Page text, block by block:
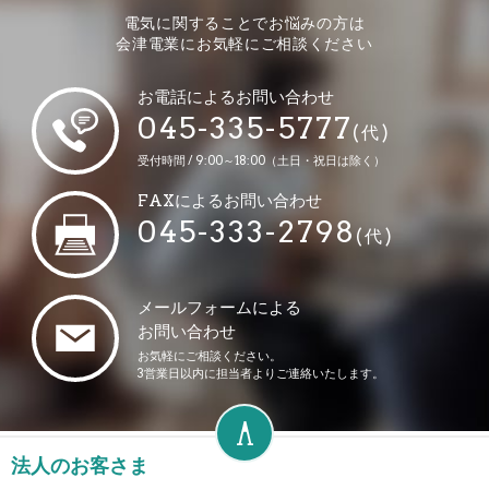
電気に関することでお悩みの方は
会津電業にお気軽にご相談ください
お電話によるお問い合わせ
045-335-5777 (代)
受付時間 / 9:00～18:00（土日・祝日は除く）
FAXによるお問い合わせ
045-333-2798(代)
メールフォームによる
お問い合わせ
お気軽にご相談ください。
3営業日以内に担当者よりご連絡いたします。
法人のお客さま